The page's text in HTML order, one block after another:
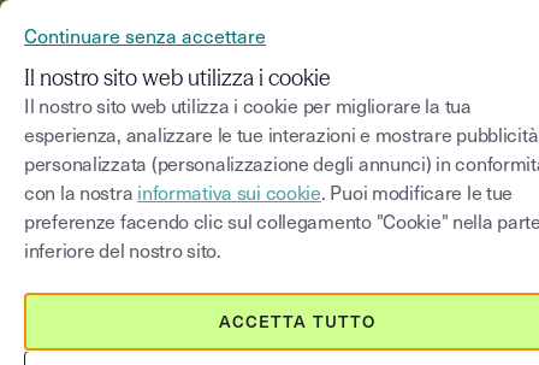
App semplicissima, API
potentissima: scopri
Youtrust, l’alternativa numero
1 a Dropbox Sign (HelloSign)
In breve:
Continuare senza accettare
Il nostro sito web utilizza i cookie
Il nostro sito web utilizza i cookie per migliorare la tua
esperienza, analizzare le tue interazioni e mostrare pubblicità
personalizzata (personalizzazione degli annunci) in
con la nostra informativa sui cookie. Puoi modificare le tue
preferenze facendo clic sul collegamento "Cookie" nella
inferiore del nostro sito.
ACCETTA TUTTO